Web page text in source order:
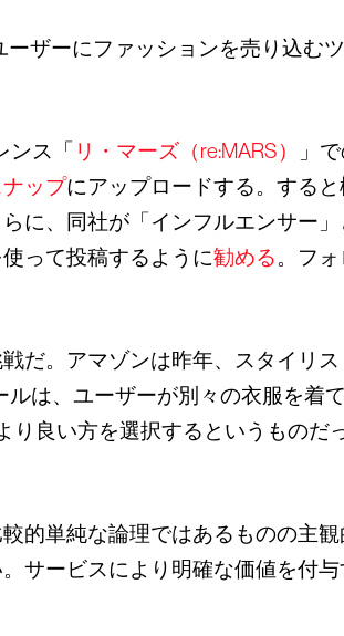
ザーにファッションを売り込む
ンス「 リ・マーズ（re:MARS）
」
ップにアップロードする。する
に、同社が「インフルエンサー」
って投稿するように勧める。フ
だ。アマゾンは昨年、スタイリス
は、ユーザーが別々の衣服を着
良い方を選択するというものだっ
的単純な論理ではあるものの主
サービスにより明確な価値を付与